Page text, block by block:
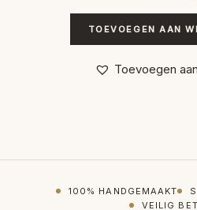
TOEVOEGEN AAN
Toevoegen
100% HANDGEMAAKT
VEILIG